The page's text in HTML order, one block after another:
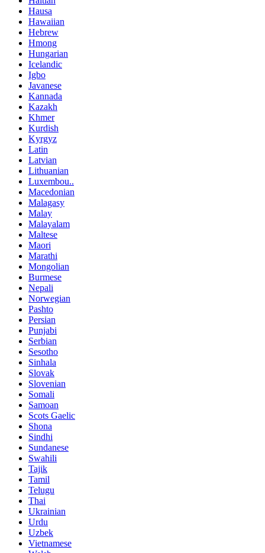
Hausa
Hawaiian
Hebrew
Hmong
Hungarian
Icelandic
Igbo
Javanese
Kannada
Kazakh
Khmer
Kurdish
Kyrgyz
Latin
Latvian
Lithuanian
Luxembou..
Macedonian
Malagasy
Malay
Malayalam
Maltese
Maori
Marathi
Mongolian
Burmese
Nepali
Norwegian
Pashto
Persian
Punjabi
Serbian
Sesotho
Sinhala
Slovak
Slovenian
Somali
Samoan
Scots Gaelic
Shona
Sindhi
Sundanese
Swahili
Tajik
Tamil
Telugu
Thai
Ukrainian
Urdu
Uzbek
Vietnamese